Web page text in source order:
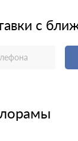
с